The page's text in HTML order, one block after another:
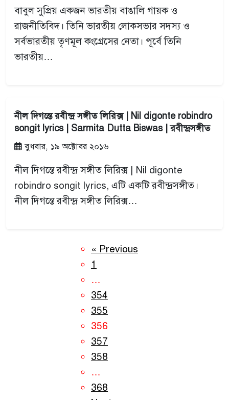
বাবুল সুপ্রিয় একজন ভারতীয় বাঙালি গায়ক ও
রাজনীতিবিদ। তিনি ভারতীয় লোকসভার সদস্য ও
সর্বভারতীয় তৃণমূল কংগ্রেসের নেতা। পূর্বে তিনি
ভারতীয়…
নীল দিগন্তে রবীন্দ্র সঙ্গীত লিরিক্স | Nil digonte robindro
songit lyrics | Sarmita Dutta Biswas | রবীন্দ্রসঙ্গীত
বুধবার, ১৯ অক্টোবর ২০১৬
নীল দিগন্তে রবীন্দ্র সঙ্গীত লিরিক্স | Nil digonte
robindro songit lyrics, এটি একটি রবীন্দ্রসঙ্গীত।
নীল দিগন্তে রবীন্দ্র সঙ্গীত লিরিক্স…
« Previous
1
…
354
355
356
357
358
…
368